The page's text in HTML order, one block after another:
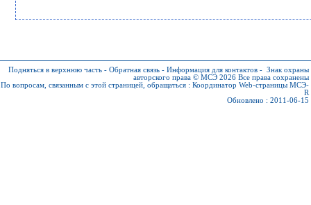
Подняться в верхнюю часть - Обратная связь - Информация для контактов - Знак охраны
авторского права © МСЭ 2026 Все права сохранены
По вопросам, связанным с этой страницей, обращаться : Координатор Web-страницы МСЭ-
R
Обновлено : 2011-06-15